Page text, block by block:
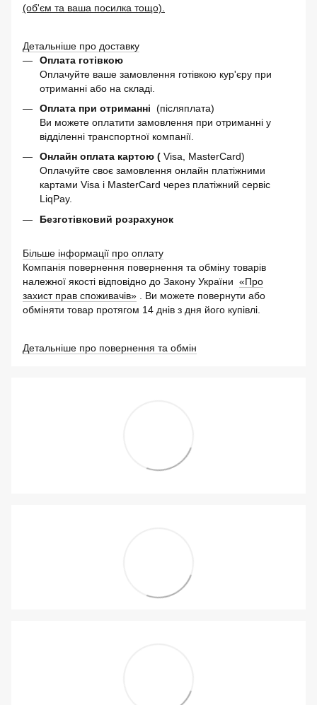
(об'єм та ваша посилка тощо).
Детальніше про доставку
Оплата готівкою
Оплачуйте ваше замовлення готівкою кур'єру при
отриманні або на складі.
Оплата при отриманні (післяплата)
Ви можете оплатити замовлення при отриманні у
відділенні транспортної компанії.
Онлайн оплата картою ( Visa, MasterCard)
Оплачуйте своє замовлення онлайн платіжними
картами Visa і MasterCard через платіжний сервіс
LiqPay.
Безготівковий розрахунок
Більше інформації про оплату
Компанія повернення повернення та обміну товарів
належної якості відповідно до Закону України «Про
захист прав споживачів» . Ви можете повернути або
обміняти товар протягом 14 днів з дня його купівлі.
Детальніше про повернення та обмін